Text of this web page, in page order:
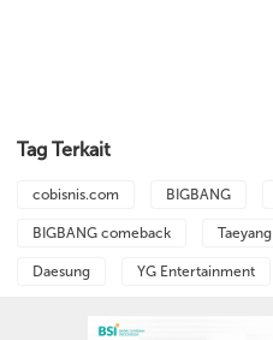
Tag Terkait
cobisnis.com BIGBANG
BIGBANG comeback Taeyang
Daesung YG Entertainment